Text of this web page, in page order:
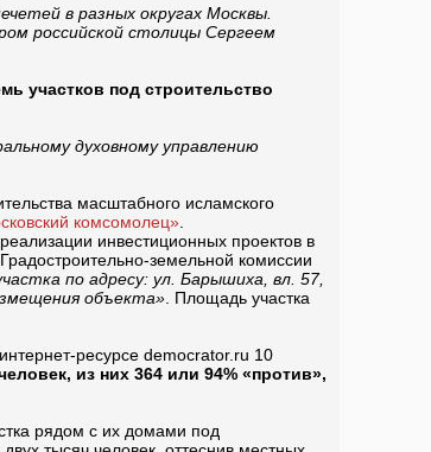
в разных округах Москвы.
российской столицы Сергеем
участков под строительство
духовному управлению
масштабного исламского
комсомолец»
инвестиционных проектов в
земельной комиссии
по адресу: ул. Барышиха, вл. 57,
объекта» . Площадь участка
ресурсе democrator.ru 10
из них 364 или 94% «против»,
рядом с их домами под